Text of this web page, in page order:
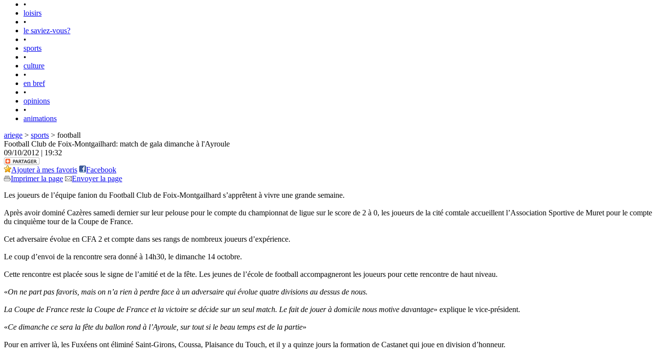
•
loisirs
•
le saviez-vous?
•
sports
•
culture
•
en bref
•
opinions
•
animations
ariege > sports > football
Football Club de Foix-Montgailhard: match de gala dimanche à l'Ayroule
09/10/2012 | 19:32
Ajouter à mes favoris
Facebook
Imprimer la page
Envoyer la page
Les joueurs de l’équipe fanion du Football Club de Foix-Montgailhard s’apprêtent à vivre une grande semaine.
Après avoir dominé Cazères samedi dernier sur leur pelouse pour le compte du championnat de ligue sur le score de 2 à 0, les joueurs de la cité comtale accueillent l’Association Sportive de Muret pour le compte
du cinquième tour de la Coupe de France.
Cet adversaire évolue en CFA 2 et compte dans ses rangs de nombreux joueurs d’expérience.
Le coup d’envoi de la rencontre sera donné à 14h30, le dimanche 14 octobre.
Cette rencontre est placée sous le signe de l’amitié et de la fête. Les jeunes de l’école de football accompagneront les joueurs pour cette rencontre de haut niveau.
«On ne part pas favoris, mais on n’a rien à perdre face à un adversaire qui évolue quatre divisions au dessus de nous.
La Coupe de France reste la Coupe de France et la victoire se décide sur un seul match. Le fait de jouer à domicile nous motive davantage» explique le vice-président.
«Ce dimanche ce sera la fête du ballon rond à l’Ayroule, sur tout si le beau temps est de la partie»
Pour en arriver là, les Fuxéens ont éliminé Saint-Girons, Coussa, Plaisance du Touch, et il y a quinze jours la formation de Castanet qui joue en division d’honneur.